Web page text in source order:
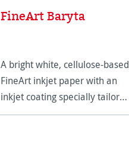
FineArt Baryta
A bright white, cellulose-based
FineArt inkjet paper with an
inkjet coating specially tailored
for FineArt use.